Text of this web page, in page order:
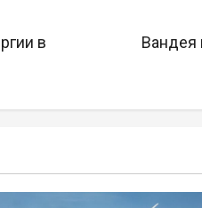
в
Вандея